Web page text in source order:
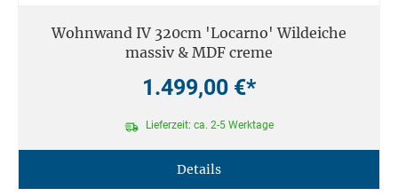
Wohnwand IV 320cm 'Locarno' Wildeiche
massiv & MDF creme
1.499,00 €*
Lieferzeit: ca. 2-5 Werktage
Details